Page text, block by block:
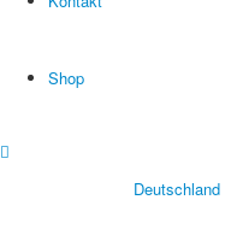
Shop
Deutschland